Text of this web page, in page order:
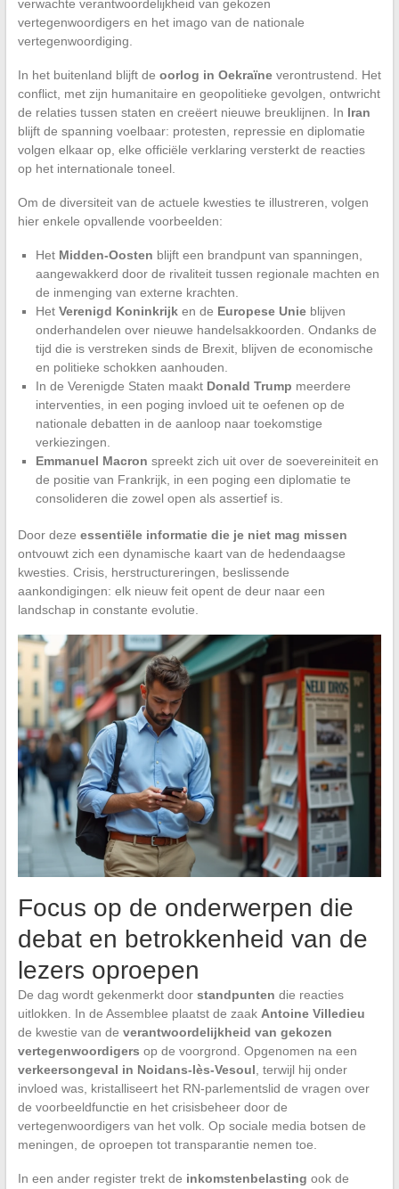
verwachte verantwoordelijkheid van gekozen
vertegenwoordigers en het imago van de nationale
vertegenwoordiging.
In het buitenland blijft de oorlog in Oekraïneverontrustend. Het
conflict, met zijn humanitaire en geopolitieke gevolgen, ontwricht
de relaties tussen staten en creëert nieuwe breuklijnen. In Iran
blijft de spanning voelbaar: protesten, repressie en diplomatie
volgen elkaar op, elke officiële verklaring versterkt de reacties
op het internationale toneel.
Om de diversiteit van de actuele kwesties te illustreren, volgen
hier enkele opvallende voorbeelden:
Het Midden-Oosten blijft een brandpunt van spanningen,
aangewakkerd door de rivaliteit tussen regionale machten en
de inmenging van externe krachten.
Het Verenigd Koninkrijken de Europese Unieblijven
onderhandelen over nieuwe handelsakkoorden. Ondanks de
tijd die is verstreken sinds de Brexit, blijven de economische
en politieke schokken aanhouden.
In de Verenigde Staten maakt Donald Trump meerdere
interventies, in een poging invloed uit te oefenen op de
nationale debatten in de aanloop naar toekomstige
verkiezingen.
Emmanuel Macron spreekt zich uit over de soevereiniteit en
de positie van Frankrijk, in een poging een diplomatie te
consolideren die zowel open als assertief is.
Door deze essentiële informatie die je niet mag missen
ontvouwt zich een dynamische kaart van de hedendaagse
kwesties. Crisis, herstructureringen, beslissende
aankondigingen: elk nieuw feit opent de deur naar een
landschap in constante evolutie.
Focus op de onderwerpen die
debat en betrokkenheid van de
lezers oproepen
De dag wordt gekenmerkt door standpunten die reacties
uitlokken. In de Assemblee plaatst de zaak Antoine Villedieu
de kwestie van de verantwoordelijkheid van gekozen
vertegenwoordigers op de voorgrond. Opgenomen na een
verkeersongeval in Noidans-lès-Vesoul , terwijl hij onder
invloed was, kristalliseert het RN-parlementslid de vragen over
de voorbeeldfunctie en het crisisbeheer door de
vertegenwoordigers van het volk. Op sociale media botsen de
meningen, de oproepen tot transparantie nemen toe.
In een ander register trekt de inkomstenbelasting ook de